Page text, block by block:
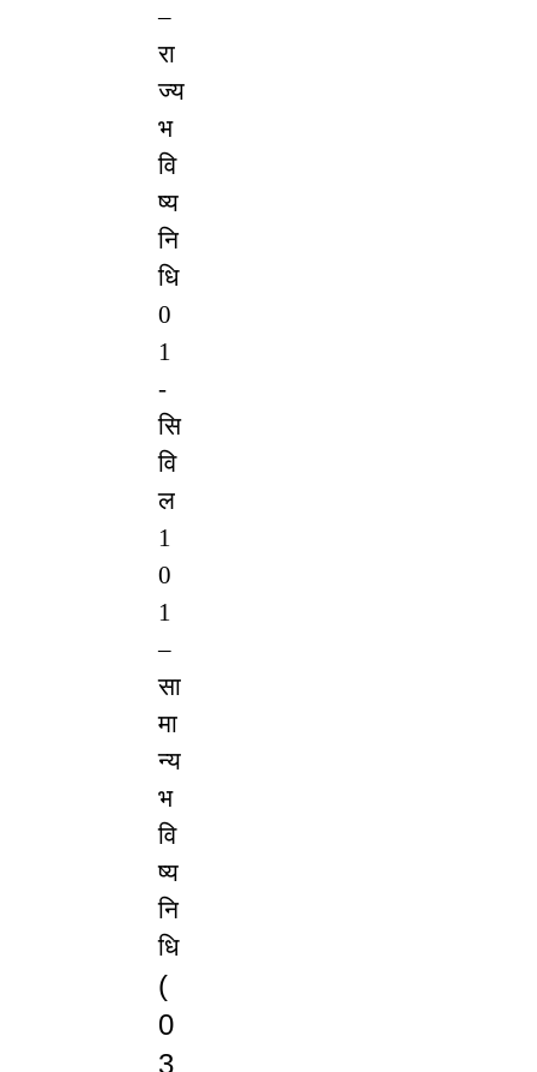
–
रा
ज्य
भ
वि
नि
धि
0
1
-
सि
वि
ल
1
0
1
–
सा
मा
न्य
भ
वि
ष्य
नि
धि
(
0
3